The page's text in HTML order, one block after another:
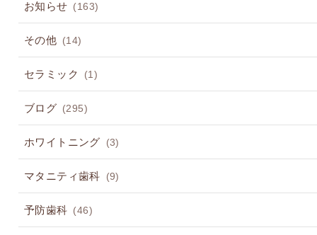
お知らせ (163)
その他 (14)
セラミック (1)
ブログ (295)
ホワイトニング (3)
マタニティ歯科 (9)
予防歯科 (46)